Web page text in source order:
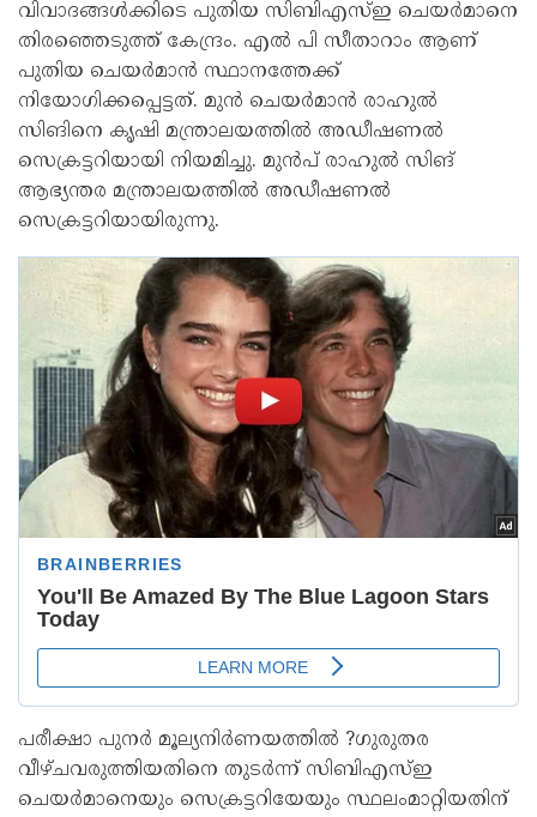
വിവാദങ്ങള്‍ക്കിടെ പുതിയ സിബിഎസ്ഇ ചെയര്‍മാനെ
തിരഞ്ഞെടുത്ത് കേന്ദ്രം. എല്‍ പി സീതാറാം ആണ്
പുതിയ ചെയര്‍മാന്‍ സ്ഥാനത്തേക്ക്
നിയോഗിക്കപ്പെട്ടത്. മുന്‍ ചെയര്‍മാന്‍ രാഹുല്‍
സിങിനെ കൃഷി മന്ത്രാലയത്തില്‍ അഡീഷണല്‍
സെക്രട്ടറിയായി നിയമിച്ചു. മുന്‍പ് രാഹുല്‍ സിങ്
ആഭ്യന്തര മന്ത്രാലയത്തില്‍ അഡീഷണല്‍
സെക്രട്ടറിയായിരുന്നു.
പരീക്ഷാ പുനര്‍ മൂല്യനിര്‍ണയത്തില്‍ ?ഗുരുതര
വീഴ്ചവരുത്തിയതിനെ തുടര്‍ന്ന് സിബിഎസ്ഇ
ചെയര്‍മാനെയും സെക്രട്ടറിയേയും സ്ഥലംമാറ്റിയതിന്